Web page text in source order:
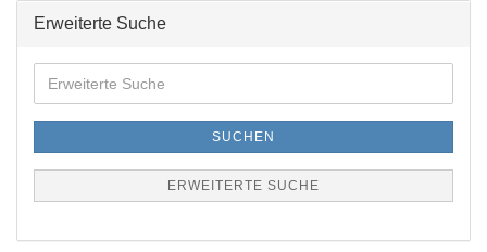
Erweiterte Suche
Suche
SUCHEN
ERWEITERTE SUCHE